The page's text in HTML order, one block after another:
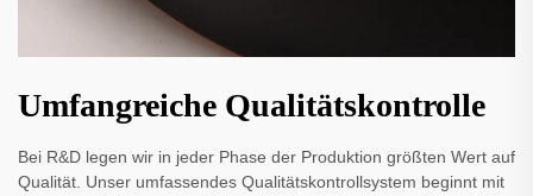
Umfangreiche Qualitätskontrolle
Bei R&D legen wir in jeder Phase der Produktion größten Wert auf
Qualität. Unser umfassendes Qualitätskontrollsystem beginnt mit